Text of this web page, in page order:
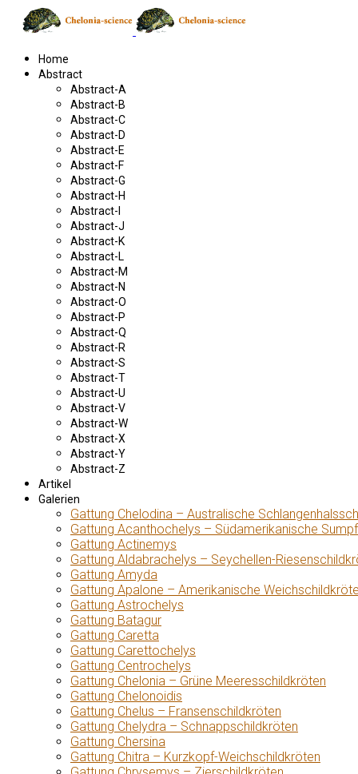
Home
Abstract
Abstract-A
Abstract-B
Abstract-C
Abstract-D
Abstract-E
Abstract-F
Abstract-G
Abstract-H
Abstract-I
Abstract-J
Abstract-K
Abstract-L
Abstract-M
Abstract-N
Abstract-O
Abstract-P
Abstract-Q
Abstract-R
Abstract-S
Abstract-T
Abstract-U
Abstract-V
Abstract-W
Abstract-X
Abstract-Y
Abstract-Z
Artikel
Galerien
Gattung Chelodina – Australische
Gattung Acanthochelys – Südamerikanische
Gattung Actinemys
Gattung Aldabrachelys – Seychellen-
Gattung Amyda
Gattung Apalone – Amerikanische
Gattung Astrochelys
Gattung Batagur
Gattung Caretta
Gattung Carettochelys
Gattung Centrochelys
Gattung Chelonia – Grüne Meeresschildkröten
Gattung Chelonoidis
Gattung Chelus – Fransenschildkröten
Gattung Chelydra – Schnappschildkröten
Gattung Chersina
Gattung Chitra – Kurzkopf-Weichschildkröten